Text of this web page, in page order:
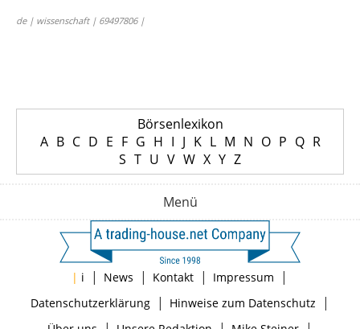
de | wissenschaft | 69497806 |
Börsenlexikon
A B C D E F G H I J K L M N O P Q R
S T U V W X Y Z
Menü
| i | News | Kontakt | Impressum |
Datenschutzerklärung| Hinweise zum Datenschutz |